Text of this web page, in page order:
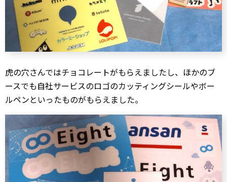
虎の穴さんではチョコレートがもらえましたし、ほかのブ
ースでも自社サービスのロゴのカッティングシールやボー
ルペンといったものがもらえました。